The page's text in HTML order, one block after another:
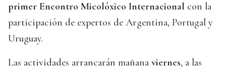
primer Encontro Micolóxico Internacional con la
participación de expertos de Argentina, Portugal y
Uruguay.
Las actividades arrancarán mañana viernes, a las